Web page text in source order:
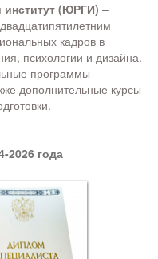
(ЮРГИ) –
кадров в
психологии и дизайна.
программы
дополнительные курсы
2026 года